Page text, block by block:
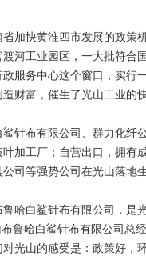
快黄淮四市发展的政策
河工业园区，一大批符合
服务中心这个窗口，实行
财富，催生了光山工业的快
布有限公司、群力化纤公
加工厂；自营出口，拥有
司等强势公司在光山落地
白鲨针布有限公司，是
鲁哈白鲨针布有限公司总
光山的感受是：政策好，